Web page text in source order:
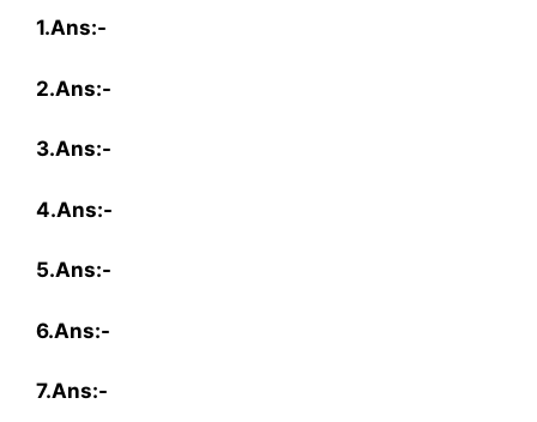
1.Ans:-
2.Ans:-
3.Ans:-
4.Ans:-
5.Ans:-
6.Ans:-
7.Ans:-